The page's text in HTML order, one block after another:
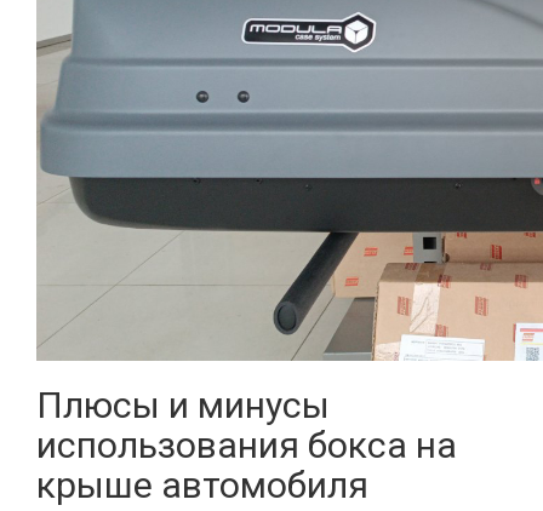
Плюсы и минусы
использования бокса на
крыше автомобиля